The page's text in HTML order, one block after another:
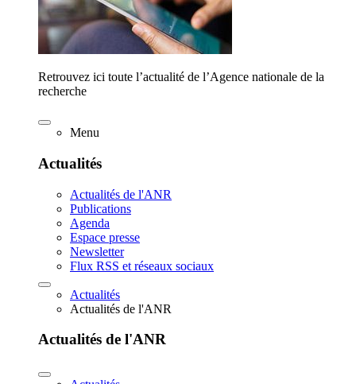
Retrouvez ici toute l’actualité de l’Agence nationale de la
recherche
Menu
Actualités
Actualités de l'ANR
Publications
Agenda
Espace presse
Newsletter
Flux RSS et réseaux sociaux
Actualités
Actualités de l'ANR
Actualités de l'ANR